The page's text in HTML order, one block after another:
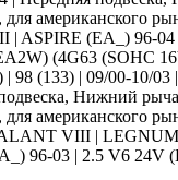
американского
ASPIRE (EA_) 96-
(4G63 (SOHC
98 (133) | 09/00-10/
Нижний
американского
VIII |
96-03 | 2.5 V6 24V